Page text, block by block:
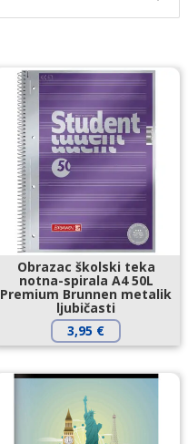
Obrazac školski teka
notna-spirala A4 50L
Premium Brunnen metalik
ljubičasti
3,95 €